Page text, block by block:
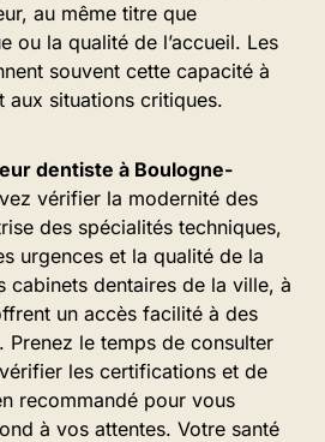
au même titre que
ou la qualité de l’accueil. Les
souvent cette capacité à
aux situations critiques.
dentiste à Boulogne-
vérifier la modernité des
des spécialités techniques,
urgences et la qualité de la
cabinets dentaires de la ville, à
un accès facilité à des
Prenez le temps de consulter
les certifications et de
recommandé pour vous
à vos attentes. Votre santé